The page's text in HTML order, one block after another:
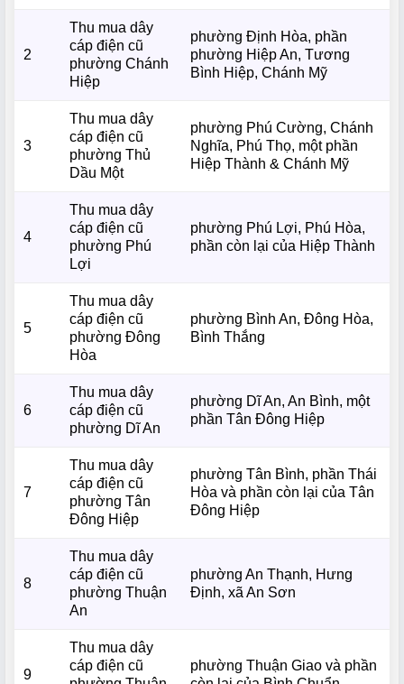
2
Thu mua dây
cáp điện cũ
phường Chánh
Hiệp
phường Định Hòa, phần
phường Hiệp An, Tương
Bình Hiệp, Chánh Mỹ
3
Thu mua dây
cáp điện cũ
phường Thủ
Dầu Một
phường Phú Cường, Chánh
Nghĩa, Phú Thọ, một phần
Hiệp Thành & Chánh Mỹ
4
Thu mua dây
cáp điện cũ
phường Phú
Lợi
phường Phú Lợi, Phú Hòa,
phần còn lại của Hiệp Thành
5
Thu mua dây
cáp điện cũ
phường Đông
Hòa
phường Bình An, Đông Hòa,
Bình Thắng
6
Thu mua dây
cáp điện cũ
phường Dĩ An
phường Dĩ An, An Bình, một
phần Tân Đông Hiệp
7
Thu mua dây
cáp điện cũ
phường Tân
Đông Hiệp
phường Tân Bình, phần Thái
Hòa và phần còn lại của Tân
Đông Hiệp
8
Thu mua dây
cáp điện cũ
phường Thuận
An
phường An Thạnh, Hưng
Định, xã An Sơn
9
Thu mua dây
cáp điện cũ
phường Thuận Giao và phần